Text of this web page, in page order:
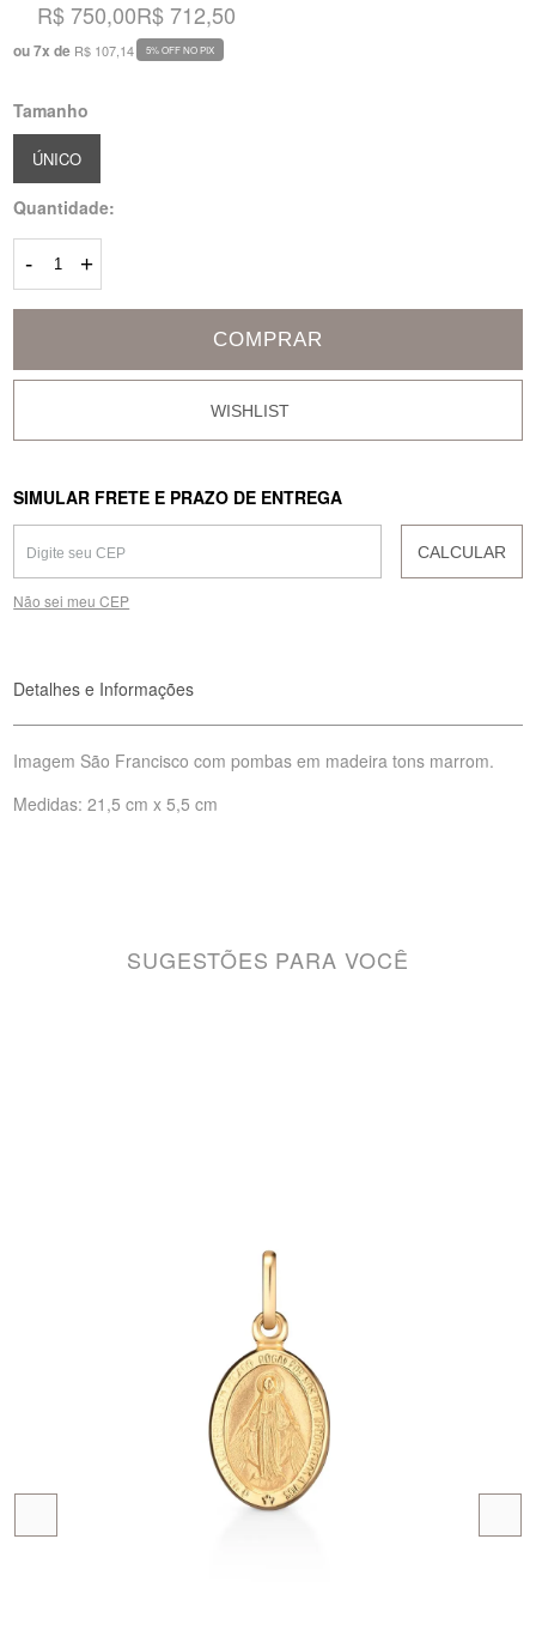
R$ 750,00
ou7x de R$ 107,14
R$ 712,50
5% OFF NO PIX
Tamanho
ÚNICO
Quantidade:
- +
COMPRAR
SIMULAR FRETE E PRAZO DE ENTREGA
CALCULAR
Não sei meu CEP
Detalhes e Informações
Imagem São Francisco com pombas em madeira tons marrom.
Medidas: 21,5 cm x 5,5 cm
SUGESTÕES PARA VOCÊ